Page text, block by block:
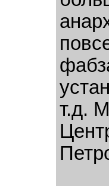
т.д.